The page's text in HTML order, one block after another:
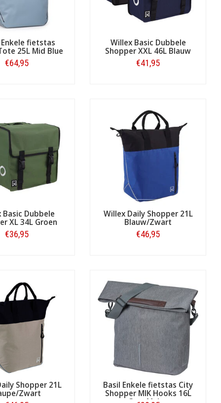
ritsvakje binnenin. Handig voor het
schouderband of
met shoppen? Dan bevestigt u de
van de haken.
ruimte voor de haken is
weer. Daarnaast hebben sommige
de tas inloopt tijdens een regenbui.
fietstas
25L Mid Blue
€64,95
Willex Basic Dubbele
Shopper XXL 46L Blauw
€41,95
Basic Dubbele
XL 34L Groen
€36,95
Willex Daily Shopper 21L
Blauw/Zwart
€46,95
Shopper 21L
Zwart
Basil Enkele fietstas City
Shopper MIK Hooks 16L